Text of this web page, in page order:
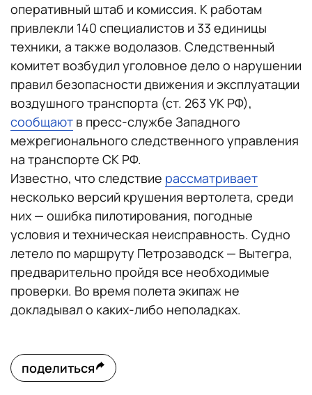
оперативный штаб и комиссия. К работам
привлекли 140 специалистов и 33 единицы
техники, а также водолазов. Следственный
комитет возбудил уголовное дело о нарушении
правил безопасности движения и эксплуатации
воздушного транспорта (ст. 263 УК РФ),
сообщают в пресс-службе Западного
межрегионального следственного управления
на транспорте СК РФ.
Известно, что следствие рассматривает
несколько версий крушения вертолета, среди
них — ошибка пилотирования, погодные
условия и техническая неисправность. Судно
летело по маршруту Петрозаводск — Вытегра,
предварительно пройдя все необходимые
проверки. Во время полета экипаж не
докладывал о каких-либо неполадках.
поделиться